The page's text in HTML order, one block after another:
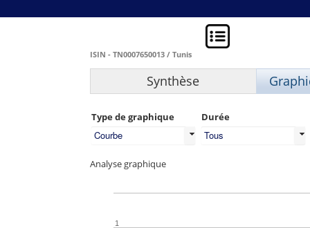
ISIN - TN0007650013 / Tunis
Synthèse
Type de graphique
Courbe
Durée
Tous
Analyse graphique
1